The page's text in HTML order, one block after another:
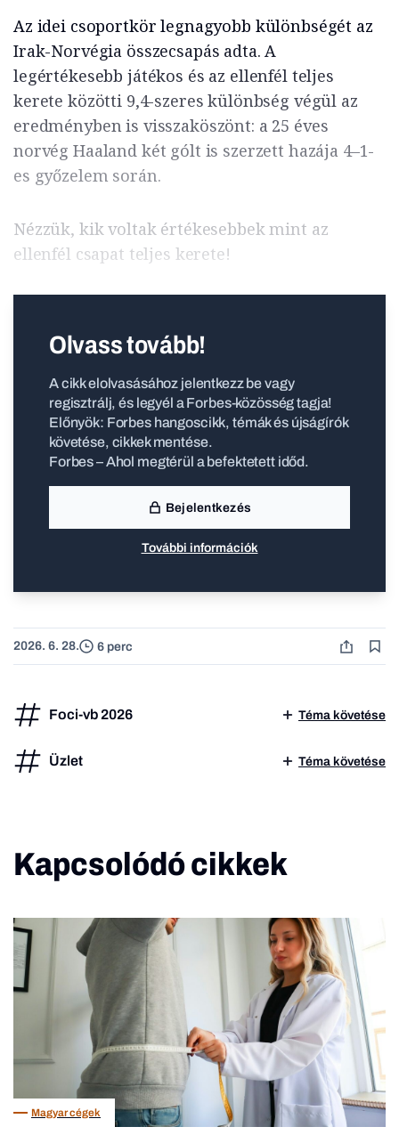
Az idei csoportkör legnagyobb különbségét az
Irak-Norvégia összecsapás adta. A
legértékesebb játékos és az ellenfél teljes
kerete közötti 9,4-szeres különbség végül az
eredményben is visszaköszönt: a 25 éves
norvég Haaland két gólt is szerzett hazája 4–1-
es győzelem során.
Nézzük, kik voltak értékesebbek mint az
ellenfél csapat teljes kerete!
Olvass tovább!
A cikk elolvasásához jelentkezz be vagy
regisztrálj, és legyél a Forbes-közösség tagja!
Előnyök: Forbes hangoscikk, témák és újságírók
követése, cikkek mentése.
Forbes – Ahol megtérül a befektetett időd.
Bejelentkezés
További információk
2026. 6. 28. 6 perc
Foci-vb 2026 Téma követése
Üzlet Téma követése
Kapcsolódó cikkek
Magyar cégek